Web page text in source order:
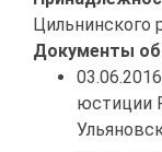
Цильнинского
Документы об
юстиции